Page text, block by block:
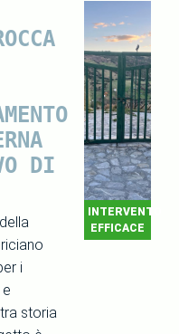
DI
i
storia
INTERVENTO
EFFICACE